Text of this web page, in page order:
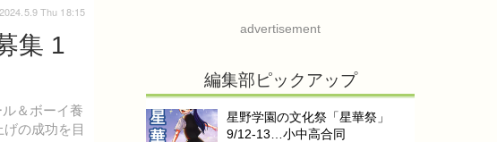
集 1
＆ボーイ養
の成功を目
2024.5.9 Thu 18:15
advertisement
編集部ピックアップ
星野学園の文化祭「星華祭」
9/12-13…小中高合同